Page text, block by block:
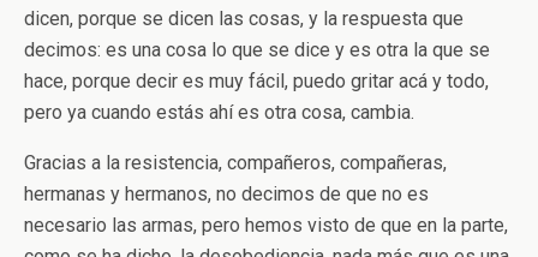
dicen, porque se dicen las cosas, y la respuesta que
decimos: es una cosa lo que se dice y es otra la que se
hace, porque decir es muy fácil, puedo gritar acá y todo,
pero ya cuando estás ahí es otra cosa, cambia.
Gracias a la resistencia, compañeros, compañeras,
hermanas y hermanos, no decimos de que no es
necesario las armas, pero hemos visto de que en la parte,